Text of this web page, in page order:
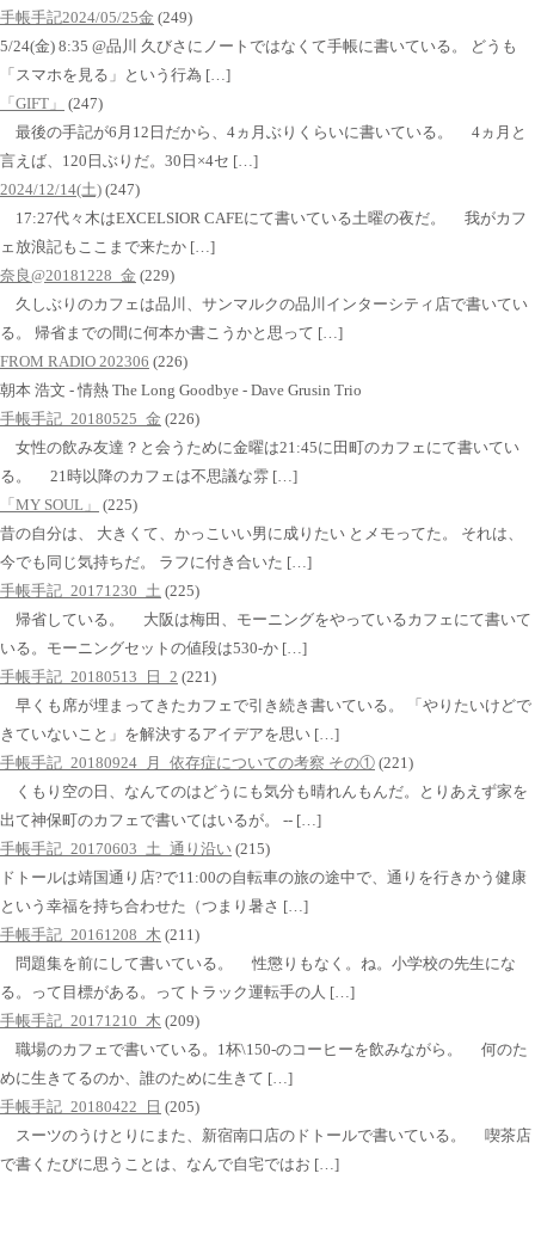
手帳手記2024/05/25金 (249)
5/24(金) 8:35 @品川 久びさにノートではなくて手帳に書いている。 どうも
「スマホを見る」という行為 […]
「GIFT」
(247)
最後の手記が6月12日だから、4ヵ月ぶりくらいに書いている。 4ヵ月と
言えば、120日ぶりだ。30日×4セ […]
2024/12/14(土) (247)
17:27代々木はEXCELSIOR CAFEにて書いている土曜の夜だ。 我がカフ
ェ放浪記もここまで来たか […]
奈良@20181228_金 (229)
久しぶりのカフェは品川、サンマルクの品川インターシティ店で書いてい
る。 帰省までの間に何本か書こうかと思って […]
FROM RADIO 202306 (226)
朝本 浩文 - 情熱 The Long Goodbye - Dave Grusin Trio
手帳手記_20180525_金 (226)
女性の飲み友達？と会うために金曜は21:45に田町のカフェにて書いてい
る。 21時以降のカフェは不思議な雰 […]
「MY SOUL」
(225)
昔の自分は、 大きくて、かっこいい男に成りたい とメモってた。 それは、
今でも同じ気持ちだ。 ラフに付き合いた […]
手帳手記_20171230_土 (225)
帰省している。 大阪は梅田、モーニングをやっているカフェにて書いて
いる。モーニングセットの値段は530-か […]
手帳手記_20180513_日_2 (221)
早くも席が埋まってきたカフェで引き続き書いている。 「やりたいけどで
きていないこと」を解決するアイデアを思い […]
手帳手記_20180924_月_依存症についての考察 その① (221)
くもり空の日、なんてのはどうにも気分も晴れんもんだ。とりあえず家を
出て神保町のカフェで書いてはいるが。 -- […]
手帳手記_20170603_土_通り沿い (215)
ドトールは靖国通り店?で11:00の自転車の旅の途中で、通りを行きかう健康
という幸福を持ち合わせた（つまり暑さ […]
手帳手記_20161208_木 (211)
問題集を前にして書いている。 性懲りもなく。ね。小学校の先生にな
る。って目標がある。ってトラック運転手の人 […]
手帳手記_20171210_木 (209)
職場のカフェで書いている。1杯\150-のコーヒーを飲みながら。 何のた
めに生きてるのか、誰のために生きて […]
手帳手記_20180422_日 (205)
スーツのうけとりにまた、新宿南口店のドトールで書いている。 喫茶店
で書くたびに思うことは、なんで自宅ではお […]